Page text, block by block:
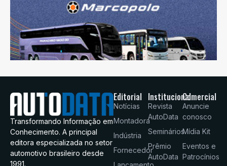
Transformando Informação em
Conhecimento. A principal
editora especializada no setor
automotivo brasileiro desde
1991.
Editorial
Notícias
Montadora
Indústria
Fornecedor
Institucional
Revista
AutoData
Seminários
Prêmio
AutoData
Comercial
Anuncie
conosco
Mídia Kit
Eventos e
Patrocínios